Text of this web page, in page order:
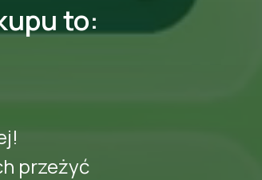
to:
przeżyć